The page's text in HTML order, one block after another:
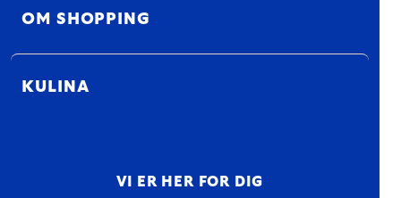
OM SHOPPING
KULINA
VI ER HER FOR DIG